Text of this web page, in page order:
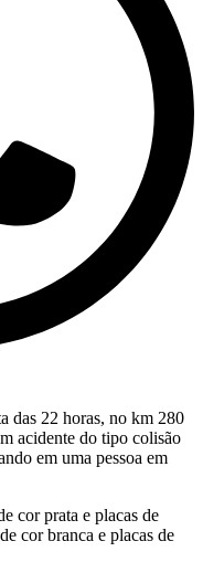
das 22 horas, no km 280
acidente do tipo colisão
em uma pessoa em
cor prata e placas de
cor branca e placas de